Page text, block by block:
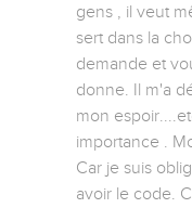
gens , il veut
sert dans la
demande et
donne. Il m'a
mon
importance .
Car je suis
avoir le code.